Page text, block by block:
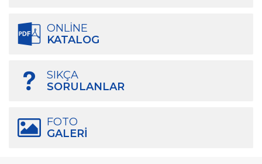
ONLINE
KATALOG
SIKÇA
SORULANLAR
FOTO
GALERI